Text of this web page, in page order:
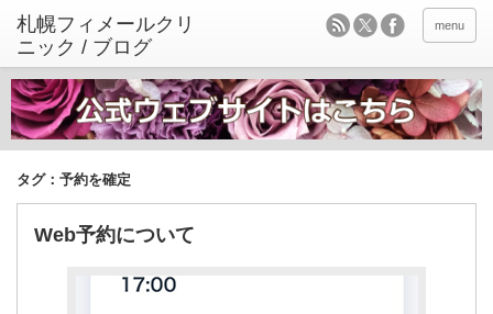
menu
タグ：予約を確定
Web予約について